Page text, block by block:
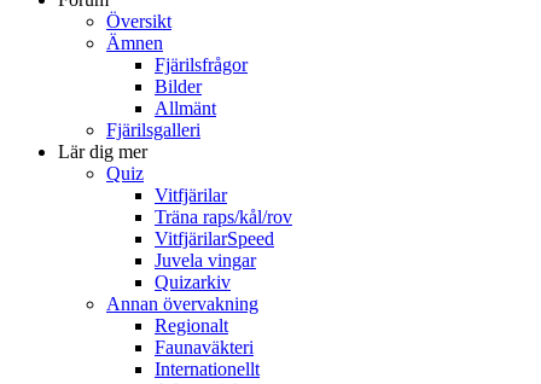
Översikt
Ämnen
Fjärilsfrågor
Bilder
Allmänt
Fjärilsgalleri
Lär dig mer
Quiz
Vitfjärilar
Träna raps/kål/rov
VitfjärilarSpeed
Juvela vingar
Quizarkiv
Annan övervakning
Regionalt
Faunaväkteri
Internationellt